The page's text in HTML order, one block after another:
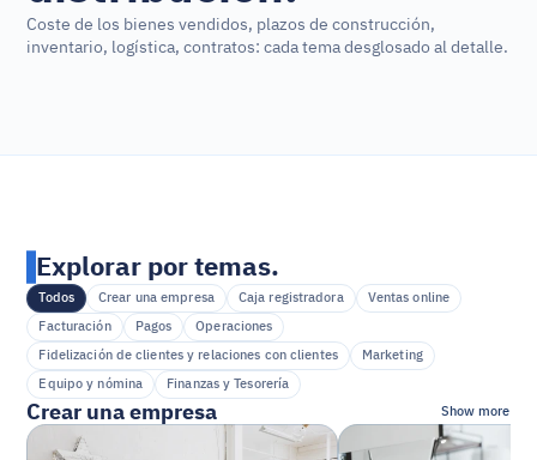
Coste de los bienes vendidos, plazos de construcción,
inventario, logística, contratos: cada tema desglosado al detalle.
Explorar por temas.
Todos Crear una empresa Caja registradora
Ventas online
Facturación
Pagos
Operaciones
Fidelización de clientes y relaciones con clientes
Marketing
Equipo y nómina
Finanzas y Tesorería
Crear una empresa Show more